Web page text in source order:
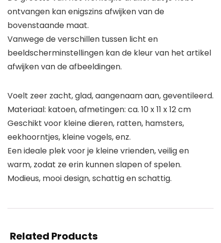
ontvangen kan enigszins afwijken van de
bovenstaande maat.
Vanwege de verschillen tussen licht en
beeldscherminstellingen kan de kleur van het artikel
afwijken van de afbeeldingen.
Voelt zeer zacht, glad, aangenaam aan, geventileerd.
Materiaal: katoen, afmetingen: ca. 10 x 11 x 12 cm
Geschikt voor kleine dieren, ratten, hamsters,
eekhoorntjes, kleine vogels, enz.
Een ideale plek voor je kleine vrienden, veilig en
warm, zodat ze erin kunnen slapen of spelen.
Modieus, mooi design, schattig en schattig.
Related Products